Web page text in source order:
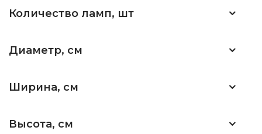
Количество ламп, шт
Диаметр, см
Ширина, см
Высота, см